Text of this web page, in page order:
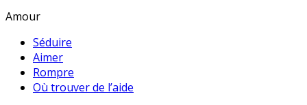
Amour
Séduire
Aimer
Rompre
Où trouver de l’aide